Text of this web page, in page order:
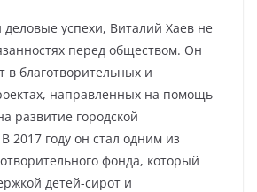
успехи, Виталий Хаев не
перед обществом. Он
в благотворительных и
направленных на помощь
развитие городской
2017 году он стал одним из
фонда, который
детей-сирот и